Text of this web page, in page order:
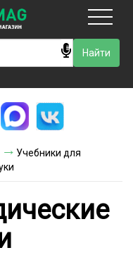
Учебники для